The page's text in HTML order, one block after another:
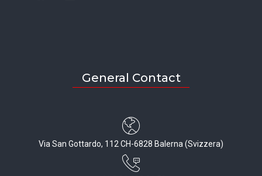
General Contact
Via San Gottardo, 112 CH-6828 Balerna (Svizzera)